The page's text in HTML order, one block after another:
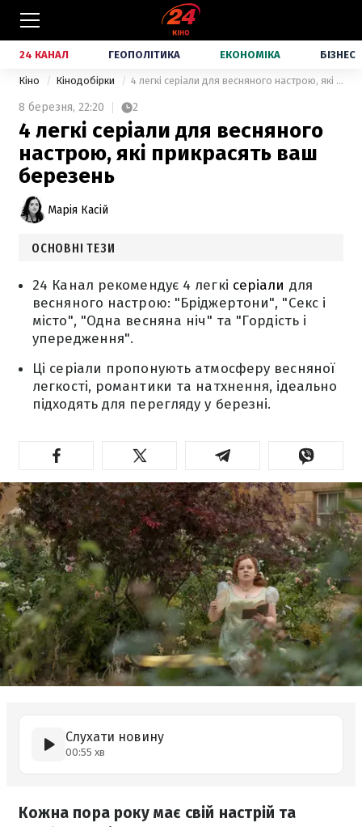
24 КАНАЛ ГЕОПОЛІТИКА ЕКОНОМІКА БІЗНЕС
Кіно Кінодобірки 4 легкі серіали для весняного настрою, які прикрасять ваш березень
8 березня, 22:20 2
4 легкі серіали для весняного
настрою, які прикрасять ваш
березень
Марія Касій
ОСНОВНІ ТЕЗИ
24 Канал рекомендує 4 легкі серіали для
весняного настрою: "Бріджертони", "Секс і
місто", "Одна весняна ніч" та "Гордість і
упередження".
Ці серіали пропонують атмосферу весняної
легкості, романтики та натхнення, ідеально
підходять для перегляду у березні.
Слухати новину
00:55 хв
Кожна пора року має свій настрій та